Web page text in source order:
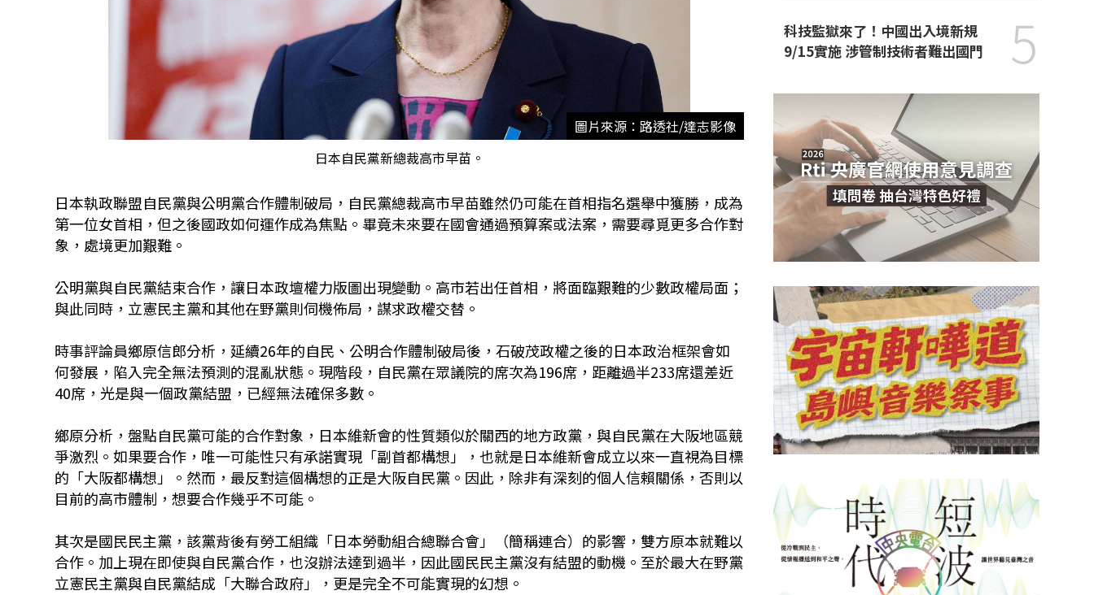
圖片來源：路透社/達志影像
日本自民黨新總裁高市早苗。
日本執政聯盟自民黨與公明黨合作體制破局，自民黨總裁高市早苗雖然仍可能在首相指名選舉中獲勝，成為
第一位女首相，但之後國政如何運作成為焦點。畢竟未來要在國會通過預算案或法案，需要尋覓更多合作對
象，處境更加艱難。
公明黨與自民黨結束合作，讓日本政壇權力版圖出現變動。高市若出任首相，將面臨艱難的少數政權局面；
與此同時，立憲民主黨和其他在野黨則伺機佈局，謀求政權交替。
時事評論員鄉原信郎分析，延續26年的自民、公明合作體制破局後，石破茂政權之後的日本政治框架會如
何發展，陷入完全無法預測的混亂狀態。現階段，自民黨在眾議院的席次為196席，距離過半233席還差近
40席，光是與一個政黨結盟，已經無法確保多數。
鄉原分析，盤點自民黨可能的合作對象，日本維新會的性質類似於關西的地方政黨，與自民黨在大阪地區競
爭激烈。如果要合作，唯一可能性只有承諾實現「副首都構想」，也就是日本維新會成立以來一直視為目標
的「大阪都構想」。然而，最反對這個構想的正是大阪自民黨。因此，除非有深刻的個人信賴關係，否則以
目前的高市體制，想要合作幾乎不可能。
其次是國民民主黨，該黨背後有勞工組織「日本勞動組合總聯合會」（簡稱連合）的影響，雙方原本就難以
合作。加上現在即使與自民黨合作，也沒辦法達到過半，因此國民民主黨沒有結盟的動機。至於最大在野黨
立憲民主黨與自民黨結成「大聯合政府」，更是完全不可能實現的幻想。
科技監獄來了！中國出入境新規
9/15實施 涉管制技術者難出國門
5